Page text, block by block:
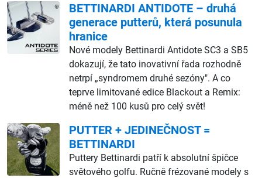
BETTINARDI ANTIDOTE – druhá
generace putterů, která posunula
hranice
Nové modely Bettinardi Antidote SC3 a SB5
dokazují, že tato inovativní řada rozhodně
netrpí „syndromem druhé sezóny". A co
teprve limitované edice Blackout a Remix:
méně než 100 kusů pro celý svět!
PUTTER + JEDINEČNOST =
BETTINARDI
Puttery Bettinardi patří k absolutní špičce
světového golfu. Ručně frézované modely s